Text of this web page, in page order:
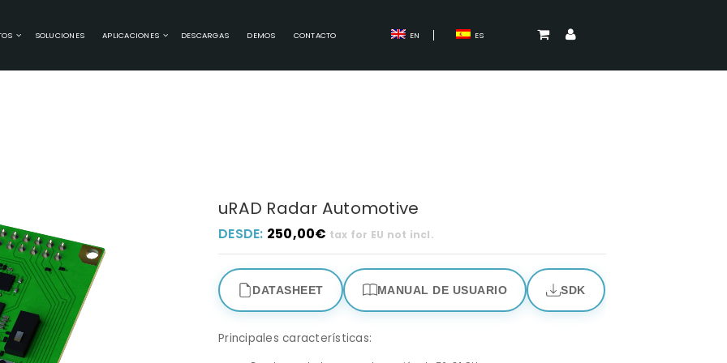
SOLUCIONES APLICACIONES DESCARGAS DEMOS CONTACTO EN ES
uRAD Radar Automotive
DESDE: 250,00€ tax for EU not incl.
DATASHEET MANUAL DE USUARIO SDK
Principales características: